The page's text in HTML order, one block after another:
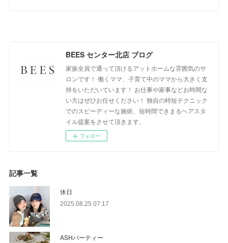
BEES センター北店 ブログ
家族全員で通って頂けるアットホームな雰囲気のサ
ロンです！ 働くママ、子育て中のママから大きく支
持をいただいています！ お仕事や家事などお時間な
い方はぜひお任せください！ 独自の時短テクニック
でのスピーディーな施術、短時間できまるヘアスタ
イル提案をさせて頂きます。
フォロー
記事一覧
休日
2025.08.25 07:17
ASHパーティー